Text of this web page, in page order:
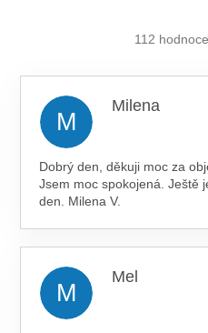
112
M
Milena
Dobrý den, děkuji moc za
Jsem moc spokojená. Ještě
den. Milena V.
M
Mel